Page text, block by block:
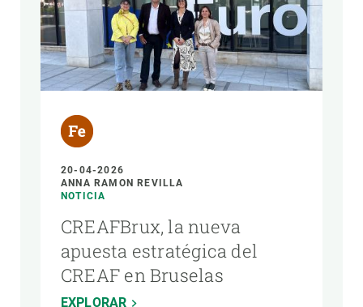
20-04-2026
ANNA RAMON REVILLA
NOTICIA
CREAFBrux, la nueva
apuesta estratégica del
CREAF en Bruselas
EXPLORAR